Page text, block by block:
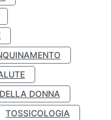
DONNA
TOSSICOLOGIA